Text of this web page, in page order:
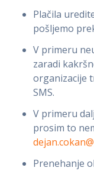
Plačila
pošljemo
V primeru
zaradi
organizacije
SMS.
V primeru
prosim to
Prenehanje